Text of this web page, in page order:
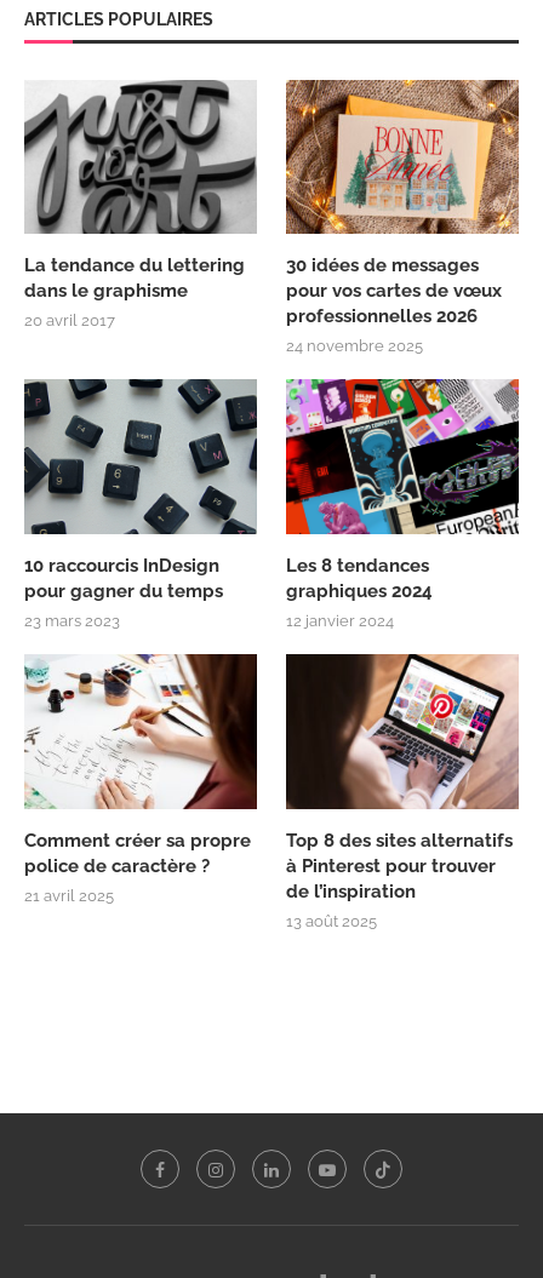
ARTICLES POPULAIRES
La tendance du lettering
dans le graphisme
20 avril 2017
30 idées de messages
pour vos cartes de vœux
professionnelles 2026
24 novembre 2025
10 raccourcis InDesign
pour gagner du temps
23 mars 2023
Les 8 tendances
graphiques 2024
12 janvier 2024
Comment créer sa propre
police de caractère ?
21 avril 2025
Top 8 des sites alternatifs
à Pinterest pour trouver
de l’inspiration
13 août 2025